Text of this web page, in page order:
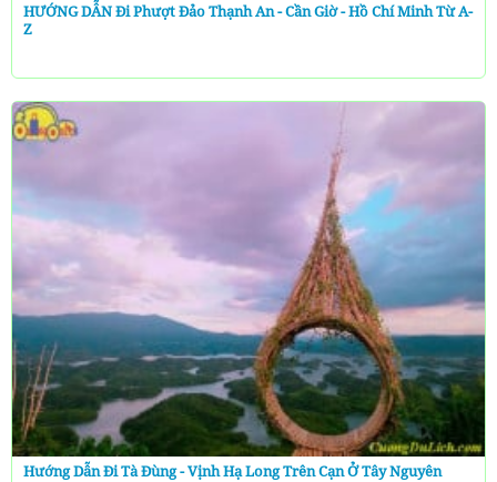
HƯỚNG DẪN Đi Phượt Đảo Thạnh An - Cần Giờ - Hồ Chí Minh Từ A-
Z
Hướng Dẫn Đi Tà Đùng - Vịnh Hạ Long Trên Cạn Ở Tây Nguyên